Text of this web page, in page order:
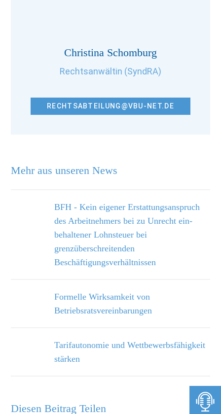
Mehr aus unseren News
BFH - Kein eigener Erstattungsanspruch
des Arbeitnehmers bei zu Unrecht ein­
behaltener Lohnsteuer bei
grenzüberschreitenden
Beschäftigungsverhältnissen
Formelle Wirksamkeit von
Betriebsratsvereinbarungen
Tarifautonomie und Wettbewerbsfähigkeit
stärken
Christina Schomburg
Rechtsanwältin (SyndRA)
RECHTSABTEILUNG@VBU-NET.DE
Diesen Beitrag Teilen